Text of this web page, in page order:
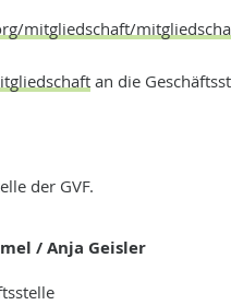
mitgliedschaft/
an die
der GVF.
/ Anja Geisler